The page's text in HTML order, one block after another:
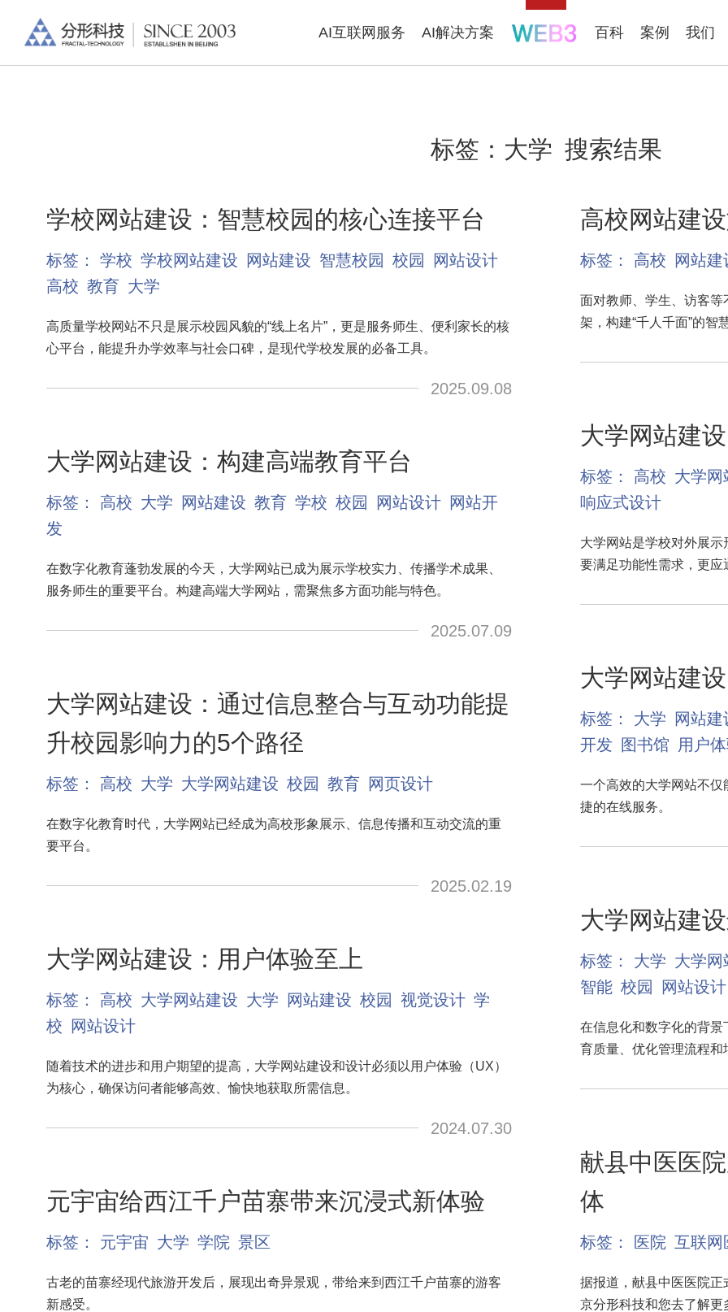
AI互联网服务 AI解决方案 百科 案例 我们
标签： 大学 搜索结果
学校网站建设：智慧校园的核心连接平台
标签： 学校 学校网站建设 网站建设 智慧校园 校园
网站设计
高校 教育 大学
高质量学校网站不只是展示校园风貌的“线上名片”，更是服务师生、便利家长的核
心平台，能提升办学效率与社会口碑，是现代学校发展的必备工具。
2025.09.08
大学网站建设：构建高端教育平台
标签： 高校 大学 网站建设 教育 学校 校园 网站设计 网站开
发
在数字化教育蓬勃发展的今天，大学网站已成为展示学校实力、传播学术成果、
服务师生的重要平台。构建高端大学网站，需聚焦多方面功能与特色。
2025.07.09
大学网站建设：通过信息整合与互动功能提
升校园影响力的5个路径
标签： 高校 大学 大学网站建设 校园 教育 网页设计
在数字化教育时代，大学网站已经成为高校形象展示、信息传播和互动交流的重
要平台。
2025.02.19
大学网站建设：用户体验至上
标签： 高校 大学网站建设 大学 网站建设 校园 视觉设计 学
校
网站设计
随着技术的进步和用户期望的提高，大学网站建设和设计必须以用户体验（UX）
为核心，确保访问者能够高效、愉快地获取所需信息。
2024.07.30
元宇宙给西江千户苗寨带来沉浸式新体验
标签： 元宇宙 大学 学院 景区
古老的苗寨经现代旅游开发后，展现出奇异景观，带给来到西江千户苗寨的游客
新感受。
高校网站建
标签： 高校 网站建
面对教师、学生、访客等
架，构建“千人千面”的智
大学网站建
标签： 高校 大学网
响应式设计
大学网站是学校对外展
要满足功能性需求，更
大学网站建
标签： 大学
网站建
开发
图书馆 用户
一个高效的大学网站不
捷的在线服务。
大学网站建
标签： 大学 大学网
智能 校园 网站设计
在信息化和数字化的背
育质量、优化管理流程
献县中医医
体
标签： 医院 互联网
据报道，献县中医医院
京分形科技和您去了解更